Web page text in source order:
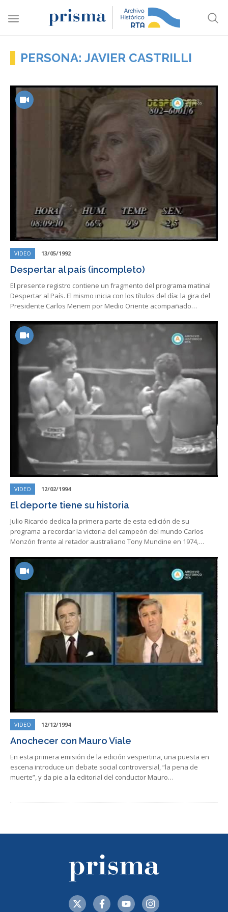
PERSONA: JAVIER CASTRILLI
VIDEO 13/05/1992
Despertar al país (incompleto)
El presente registro contiene un fragmento del programa matinal
Despertar al País. El mismo inicia con los títulos del día: la gira del
Presidente Carlos Menem por Medio Oriente acompañado…
VIDEO 12/02/1994
El deporte tiene su historia
Julio Ricardo dedica la primera parte de esta edición de su
programa a recordar la victoria del campeón del mundo Carlos
Monzón frente al retador australiano Tony Mundine en 1974,…
VIDEO 12/12/1994
Anochecer con Mauro Viale
En esta primera emisión de la edición vespertina, una puesta en
escena introduce un debate social controversial, “la pena de
muerte”, y da pie a la editorial del conductor Mauro…